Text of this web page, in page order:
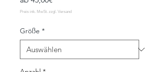
Preis
Größe *